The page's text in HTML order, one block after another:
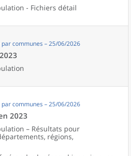
- Fichiers détail
par communes – 25/06/2026
par communes – 25/06/2026
2023
– Résultats pour
régions,